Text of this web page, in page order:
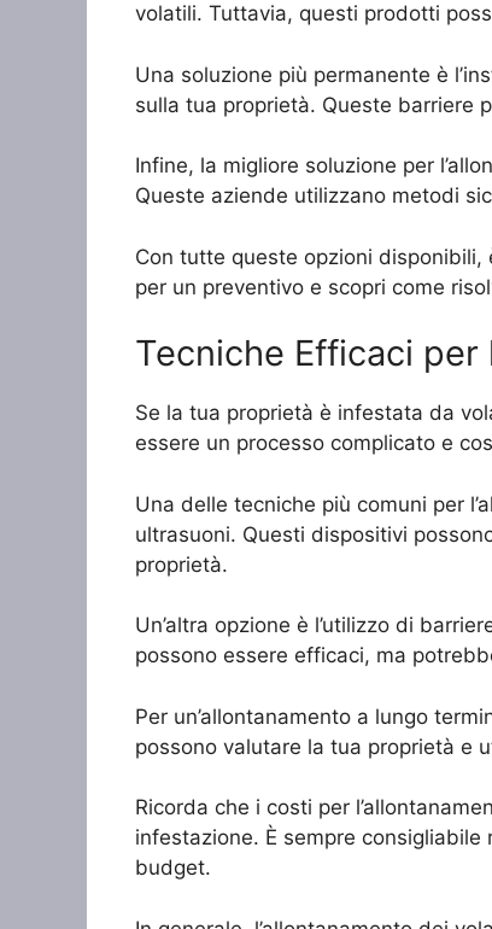
volatili. Tuttavia, questi prodotti
Una soluzione più permanente è
sulla tua proprietà. Queste barriere
Infine, la migliore soluzione per
Queste aziende utilizzano metodi
Con tutte queste opzioni
per un preventivo e scopri come
Tecniche Efficaci per
Se la tua proprietà è infestata da
essere un processo complicato e
Una delle tecniche più comuni per
ultrasuoni. Questi dispositivi
proprietà.
Un’altra opzione è l’utilizzo di
possono essere efficaci, ma
Per un’allontanamento a lungo
possono valutare la tua proprietà e
Ricorda che i costi per
infestazione. È sempre
budget.